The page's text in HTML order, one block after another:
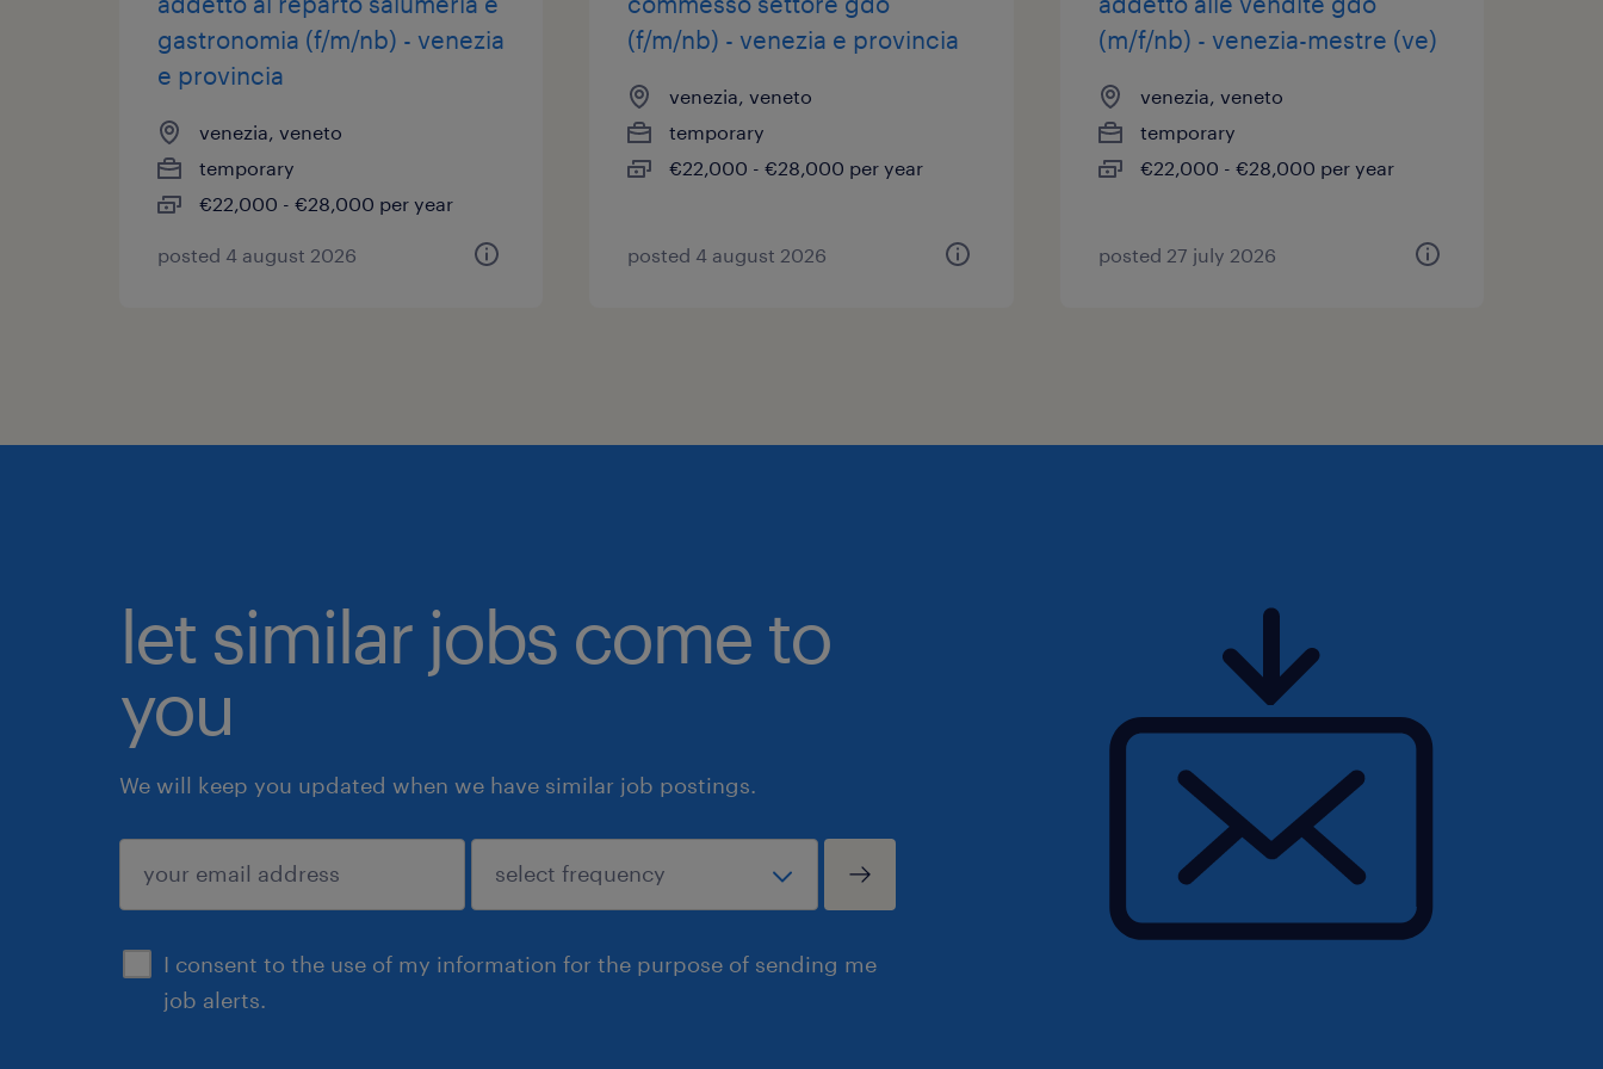
dati (GDPR).
gastronomia (f/m/nb) - venezia
e provincia
venezia, veneto
temporary
€22,000 - €28,000 per year
posted 4 august 2026
(f/m/nb) - venezia e provincia
venezia, veneto
temporary
€22,000 - €28,000 per year
posted 4 august 2026
(m/f/nb) - venezia-mestre (ve)
venezia, veneto
temporary
€22,000 - €28,000 per year
posted 27 july 2026
let similar jobs come to
you
We will keep you updated when we have similar job postings.
I consent to the use of my information for the purpose of sending me
job alerts.
submit